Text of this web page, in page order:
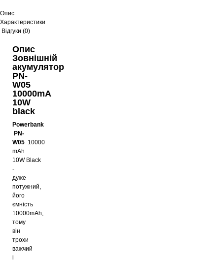
Опис
Характеристики
Відгуки (0)
Опис
Зовнішній
акумулятор
PN-
W05
10000mA
10W
black
Powerbank
PN-
W05 10000
mAh
10W Black
-
дуже
потужний,
його
ємність
10000mAh,
тому
він
трохи
важчий
і